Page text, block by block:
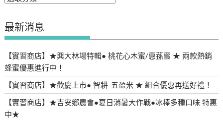
最新消息
【實習商店】★興大林場特輯● 桃花心木蜜/惠蓀蜜 ★ 兩款熱銷
蜂蜜優惠進行中！
【實習商店】★歡慶上市● 智耕-五盈米 ★ 組合優惠再送好禮！
【實習商店】★吉安鄉農會●夏日消暑大作戰●冰棒多種口味 特惠
中★